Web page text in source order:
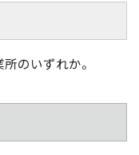
のいずれか。